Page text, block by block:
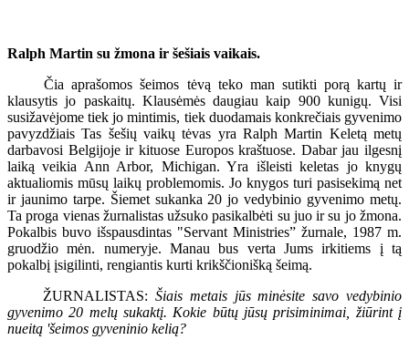
Ralph Martin su žmona ir šešiais vaikais.
Čia aprašomos šeimos tėvą teko man sutikti porą kartų ir
klausytis jo paskaitų. Klausėmės daugiau kaip 900 kunigų. Visi
susižavėjome tiek jo mintimis, tiek duodamais konkrečiais gyvenimo
pavyzdžiais Tas šešių vaikų tėvas yra Ralph Martin Keletą metų
darbavosi Belgijoje ir kituose Europos kraštuose. Dabar jau ilgesnį
laiką veikia Ann Arbor, Michigan. Yra išleisti keletas jo knygų
aktualiomis mūsų laikų problemomis. Jo knygos turi pasisekimą net
ir jaunimo tarpe. Šiemet sukanka 20 jo vedybinio gyvenimo metų.
Ta proga vienas žurnalistas užsuko pasikalbėti su juo ir su jo žmona.
Pokalbis buvo išspausdintas "Servant Ministries” žurnale, 1987 m.
gruodžio mėn. numeryje. Manau bus verta Jums irkitiems į tą
pokalbį įsigilinti, rengiantis kurti krikščionišką šeimą.
ŽURNALISTAS: Šiais metais jūs minėsite savo vedybinio
gyvenimo 20 melų sukaktį. Kokie būtų jūsų prisiminimai, žiūrint į
nueitą 'šeimos gyveninio kelią?